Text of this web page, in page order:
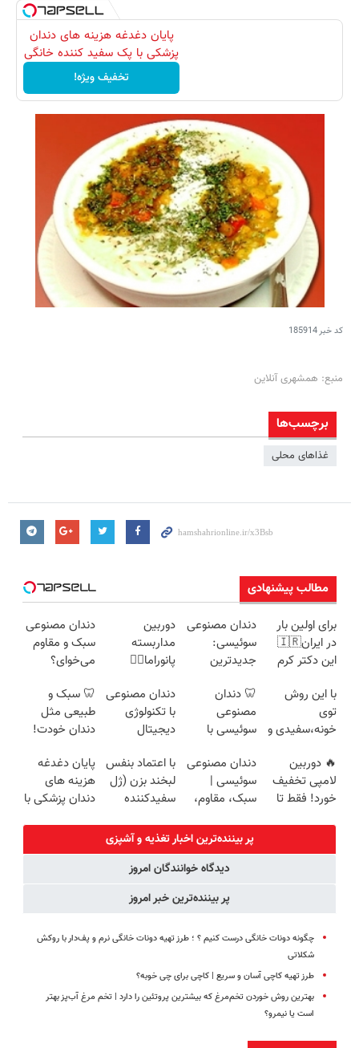
پایان دغدغه هزینه های دندان
پزشکی با پک سفید کننده خانگی
تخفیف ویژه!
کد خبر185914
منبع: همشهری آنلاین
برچسب‌ها
غذاهای محلی
مطالب پیشنهادی
برای اولین بار
در ایران🇮🇷
این دکتر کرم
روزه ساخت!
دندان مصنوعی
سوئیسی:
جدیدترین
سبک و مقاوم |
پرداخت قسطی
دوربین
مداربسته
پانوراما👈🏻
360°و سازگار با
اندروید و ios
دندان مصنوعی
سبک و مقاوم
می‌خوای؟
اقساطی هم
داریم!😍 | 📍
تهران
با این روش
توی
خونه،سفیدی و
برگردون
(40%off)
🦷 دندان
مصنوعی
سوئیسی با
دیجیتال |
قسط |📍 تهران
دندان مصنوعی
با تکنولوژی
دیجیتال
🦷 سبک و
طبیعی مثل
دندان خودت!
پرداخت
اقساطی 💳 📍
تهران
🔥 دوربین
لامپی تخفیف
خورد! فقط تا
دندان مصنوعی
سوئیسی |
سبک، مقاوم،
رایگان+پرداخت
اقساطی😍
با اعتماد بنفس
لبخند بزن (ژل
سفیدکننده
پایان دغدغه
هزینه های
دندان پزشکی با
پر بیننده‌ترین اخبار تغذیه و آشپزی
دیدگاه خوانندگان امروز
پر بیننده‌ترین خبر امروز
چگونه دونات خانگی درست کنیم ؟ ؛ طرز تهیه دونات خانگی نرم و پف‌دار با روکش
شکلاتی
طرز تهیه کاچی آسان و سریع | کاچی برای چی خوبه؟
بهترین روش خوردن تخم‌مرغ که بیشترین پروتئین را دارد | تخم مرغ آب‌پز بهتر
است یا نیمرو؟